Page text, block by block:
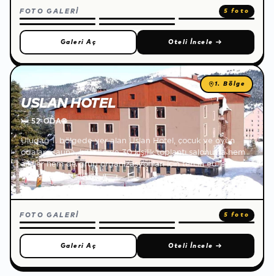
FOTO GALERİ 5 foto
Galeri Aç Oteli İncele →
1. Bölge
USLAN HOTEL
🛏52 ODA🌐
Uludağ 1. bölgede yer alan Uslan Hotel, çocuk ve oyun
odaları, sauna, bilardo ve 30 kişilik toplantı salonuyla hem
aileler hem de grup organizasyonları için tercih edilen
konforlu bir tesistir.
FOTO GALERİ 5 foto
Galeri Aç Oteli İncele →